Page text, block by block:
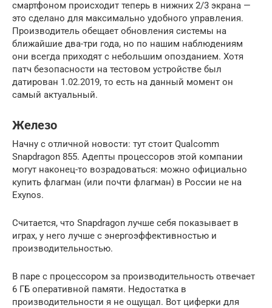
смартфоном происходит теперь в нижних 2/3 экрана —
это сделано для максимально удобного управления.
Производитель обещает обновления системы на
ближайшие два-три года, но по нашим наблюдениям
они всегда приходят с небольшим опозданием. Хотя
патч безопасности на тестовом устройстве был
датирован 1.02.2019, то есть на данный момент он
самый актуальный.
Железо
Начну с отличной новости: тут стоит Qualcomm
Snapdragon 855. Адепты процессоров этой компании
могут наконец-то возрадоваться: можно официально
купить флагман (или почти флагман) в России не на
Exynos.
Считается, что Snapdragon лучше себя показывает в
играх, у него лучше с энергоэффективностью и
производительностью.
В паре с процессором за производительность отвечает
6 ГБ оперативной памяти. Недостатка в
производительности я не ощущал. Вот циферки для